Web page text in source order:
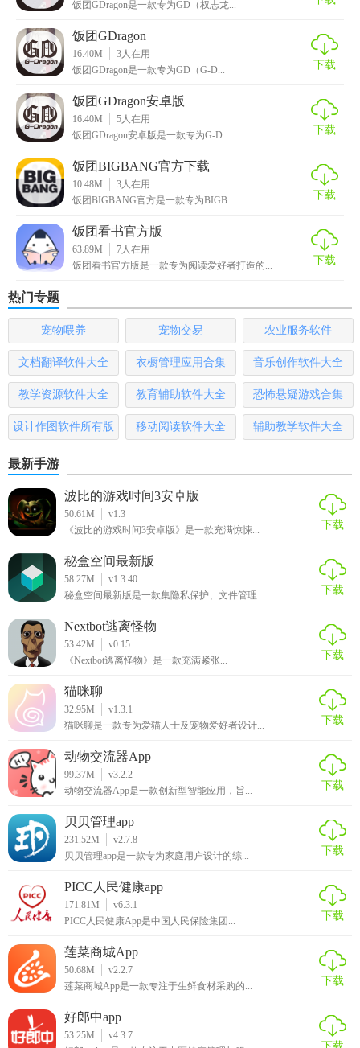
3. 互动体验：提供粉丝社区，便于粉丝间的互动与分享。
4. 高清画质：所有图片和视频均为高清品质，提升用户体
验。
5. 个性化设置：支持用户自定义主题、推送通知等个性化设
置。
【饭团GDragon官方下载用法】
1. 下载并安装：在应用商店搜索“饭团GDragon”并下载安装。
2. 注册/登录：使用手机号或第三方账号（如微博、微信）注
册或登录。
4. 搜索内容：通过搜索框查找特定关键词，如歌曲名、歌名
5. 参与社区：在粉丝社区发表帖子、评论或点赞其他用户的
内容。
【饭团GDragon官方下载测评】
饭团GDragon是一款专为GD粉丝打造的应用，内容丰富且更
新迅速，界面设计简洁明了，操作便捷。无论是想了解GD的
最新动态，还是欣赏他的音乐作品和高清美图，这款应用都
能满足需求。此外，其独特的粉丝社区功能也极大地增强了
用户间的互动体验。总体而言，饭团GDragon是一款值得推荐
的GD粉丝必备应用。
饭团GDragon是一款专为GD（权志龙...
饭团GDragon
16.40M 3人在用
饭团GDragon是一款专为GD（G-D...
下载
饭团GDragon安卓版
16.40M 5人在用
饭团GDragon安卓版是一款专为G-D...
下载
饭团BIGBANG官方下载
10.48M 3人在用
饭团BIGBANG官方是一款专为BIGB...
下载
饭团看书官方版
63.89M 7人在用
饭团看书官方版是一款专为阅读爱好者打造的...
下载
热门专题
宠物喂养 宠物交易 农业服务软件
文档翻译软件大全 衣橱管理应用合集 音乐创作软件大全
教学资源软件大全 教育辅助软件大全 恐怖悬疑游戏合集
设计作图软件所有版
移动阅读软件大全 辅助教学软件大全
最新手游
波比的游戏时间3安卓版
50.61M
v1.3
《波比的游戏时间3安卓版》是一款充满惊悚...
下载
秘盒空间最新版
58.27M
v1.3.40
秘盒空间最新版是一款集隐私保护、文件管理...
下载
Nextbot逃离怪物
53.42M
v0.15
《Nextbot逃离怪物》是一款充满紧张...
下载
猫咪聊
32.95M
v1.3.1
猫咪聊是一款专为爱猫人士及宠物爱好者设计...
下载
动物交流器App
99.37M
v3.2.2
动物交流器App是一款创新型智能应用，旨...
下载
贝贝管理app
231.52M
v2.7.8
贝贝管理app是一款专为家庭用户设计的综...
下载
PICC人民健康app
171.81M
v6.3.1
PICC人民健康App是中国人民保险集团...
下载
莲菜商城App
50.68M
v2.2.7
莲菜商城App是一款专注于生鲜食材采购的...
下载
好郎中app
53.25M
v4.3.7